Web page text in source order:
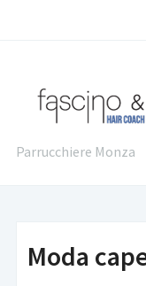
Parrucchiere Monza
Moda